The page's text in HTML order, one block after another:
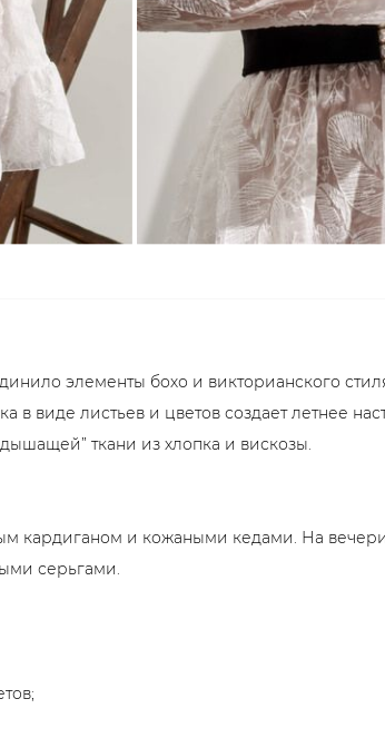
элементы бохо и викторианского
виде листьев и цветов создает летнее
ткани из хлопка и вискозы.
кардиганом и кожаными кедами. На
серьгами.